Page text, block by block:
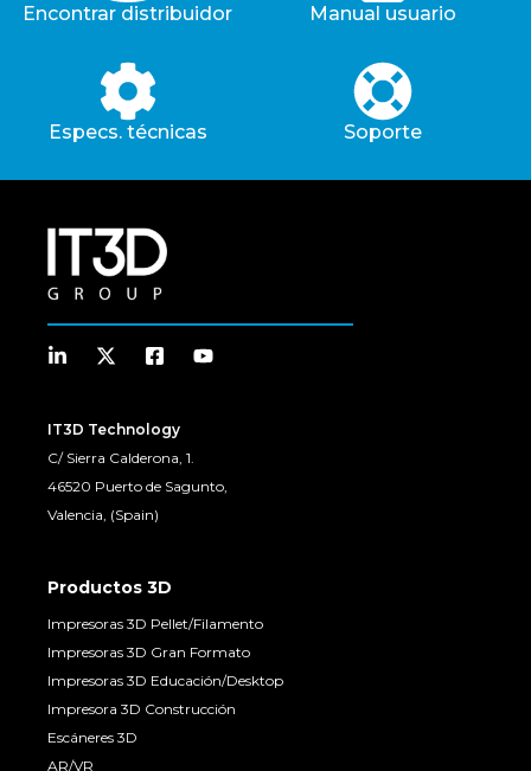
Encontrar distribuidor Manual usuario
Especs. técnicas Soporte
IT3D Technology
C/ Sierra Calderona, 1.
46520 Puerto de Sagunto,
Valencia, (Spain)
Productos 3D
Impresoras 3D Pellet/Filamento
Impresoras 3D Gran Formato
Impresoras 3D Educación/Desktop
Impresora 3D Construcción
Escáneres 3D
AR/VR